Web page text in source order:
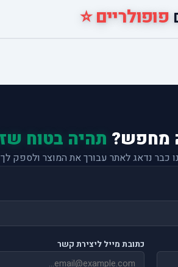
פופולריים ⭐
מחפש? תהיה בטוח
נדאג לאתר עבורך את המוצר ולספק
כתובת מייל ליצירת קשר